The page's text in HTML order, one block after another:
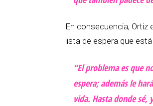
En consecuencia,
lista de espera que
“El problema es que
espera; además le
vida. Hasta donde sé,